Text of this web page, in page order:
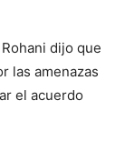
dijo que
las amenazas
el acuerdo